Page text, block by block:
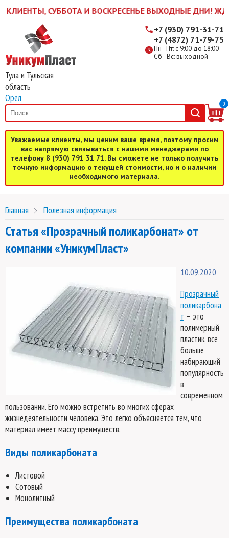
СУББОТА И ВОСКРЕСЕНЬЕ ВЫХОДНЫЕ ДНИ! ЖДЕМ
Тула и Тульская
область
Орел
Пн - Пт: с 9:00 до 18:00
Сб - Вс: выходной
+7 (930) 791-31-71
+7 (4872) 71-79-75
0
Уважаемые клиенты, мы ценим ваше время, поэтому просим
вас напрямую связываться с нашими менеджерами по
телефону 8 (930) 791 31 71. Вы сможете не только получить
точную информацию о текущей стоимости, но и о наличии
необходимого материала.
Главная Полезная информация
Статья «Прозрачный поликарбонат» от
компании «УникумПласт»
10.09.2020
Прозрачный
поликарбона
т – это
полимерный
пластик, все
больше
набирающий
популярность
в
современном
пользовании. Его можно встретить во многих сферах
жизнедеятельности человека. Это легко объясняется тем, что
материал имеет массу преимуществ.
Виды поликарбоната
Листовой
Сотовый
Монолитный
Преимущества поликарбоната